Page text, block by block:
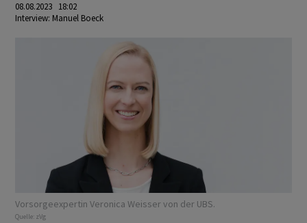
08.08.2023 18:02
Interview: Manuel Boeck
Vorsorgeexpertin Veronica Weisser von der UBS.
Quelle: zVg